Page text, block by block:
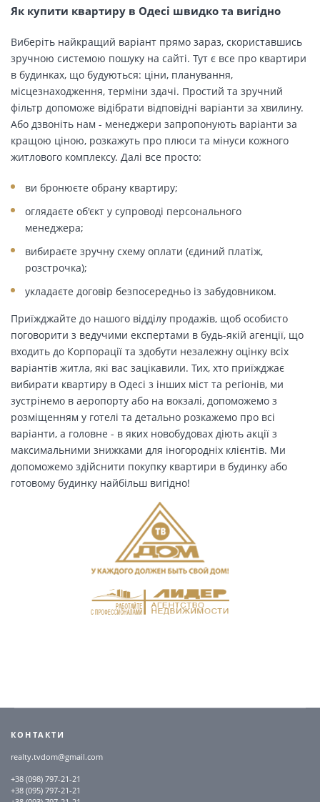
Як купити квартиру в Одесі швидко та вигідно
Виберіть найкращий варіант прямо зараз, скориставшись
зручною системою пошуку на сайті. Тут є все про квартири
в будинках, що будуються: ціни, планування,
місцезнаходження, терміни здачі. Простий та зручний
фільтр допоможе відібрати відповідні варіанти за хвилину.
Або дзвоніть нам - менеджери запропонують варіанти за
кращою ціною, розкажуть про плюси та мінуси кожного
житлового комплексу. Далі все просто:
ви бронюєте обрану квартиру;
оглядаєте об'єкт у супроводі персонального
менеджера;
вибираєте зручну схему оплати (єдиний платіж,
розстрочка);
укладаєте договір безпосередньо із забудовником.
Приїжджайте до нашого відділу продажів, щоб особисто
поговорити з ведучими експертами в будь-якій агенції, що
входить до Корпорації та здобути незалежну оцінку всіх
варіантів житла, які вас зацікавили. Тих, хто приїжджає
вибирати квартиру в Одесі з інших міст та регіонів, ми
зустрінемо в аеропорту або на вокзалі, допоможемо з
розміщенням у готелі та детально розкажемо про всі
варіанти, а головне - в яких новобудовах діють акції з
максимальними знижками для іногородніх клієнтів. Ми
допоможемо здійснити покупку квартири в будинку або
готовому будинку найбільш вигідно!
КОНТАКТИ
realty.tvdom@gmail.com
+38 (098) 797-21-21
+38 (095) 797-21-21